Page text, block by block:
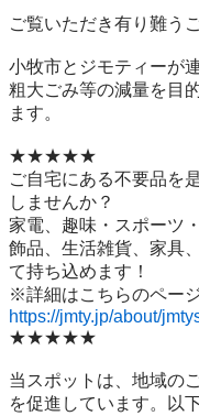
ご覧いただき有り難う
小牧市とジモティーが
粗⼤ごみ等の減量を⽬
ます。
★★★★★
ご自宅にある不要品を
しませんか？
家電、趣味・スポーツ
飾品、生活雑貨、家具
て持ち込めます！
https://jmty.jp/about/
★★★★★
当スポットは、地域の
を促進しています。以